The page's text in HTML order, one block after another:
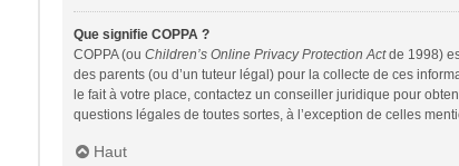
Que signifie COPPA ?
COPPA (ou Children’s Online Privacy Protection Actde 1998)
des parents (ou d’un tuteur légal) pour la collecte de ces
le fait à votre place, contactez un conseiller juridique pour
questions légales de toutes sortes, à l’exception de celles
Haut